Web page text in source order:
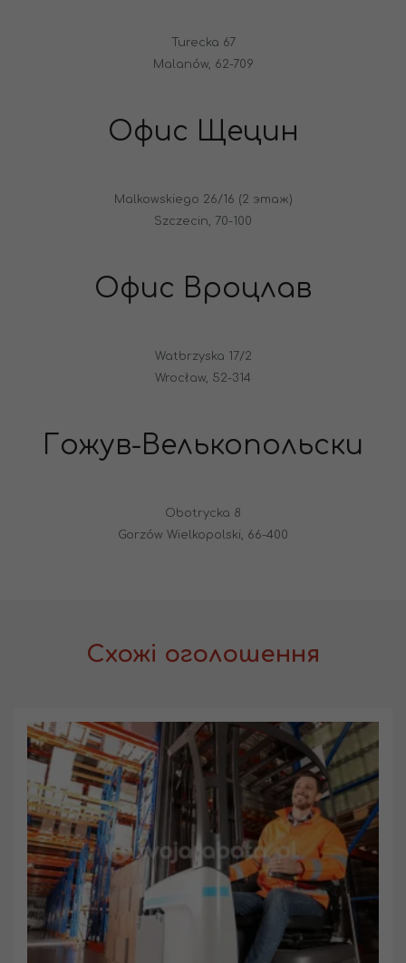
Turecka 67
Malanów, 62-709
Офис Щецин
Malkowskiego 26/16 (2 этаж)
Szczecin, 70-100
Офис Вроцлав
Watbrzyska 17/2
Wrocław, 52-314
Гожув-Велькопольски
Obotrycka 8
Gorzów Wielkopolski, 66-400
Схожі оголошення